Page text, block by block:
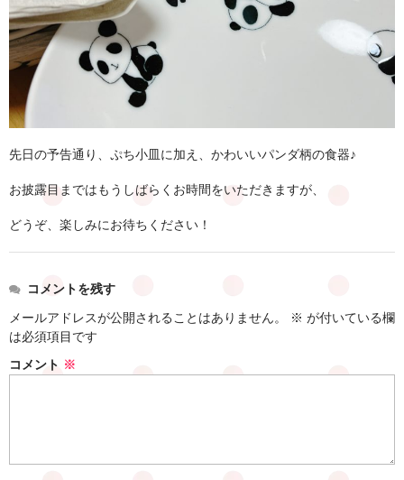
先日の予告通り、ぷち小皿に加え、かわいいパンダ柄の食器♪
お披露目まではもうしばらくお時間をいただきますが、
どうぞ、楽しみにお待ちください！
コメントを残す
メールアドレスが公開されることはありません。
※ が付いている欄
は必須項目です
コメント ※